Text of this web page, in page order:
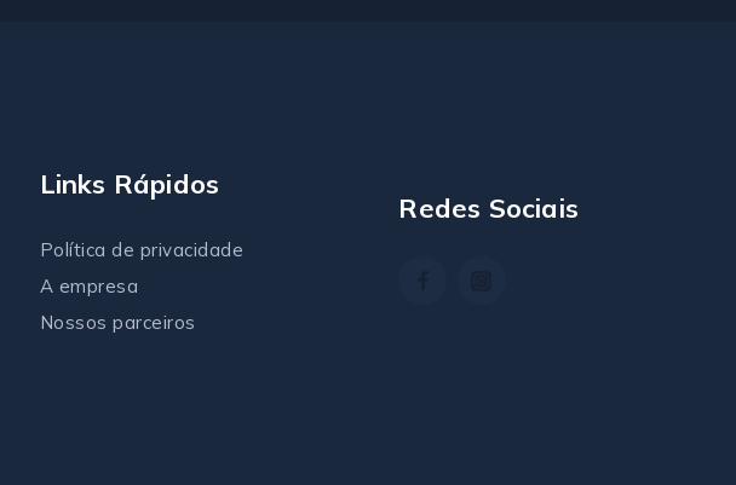
Links Rápidos
Política de privacidade
A empresa
Nossos parceiros
Redes Sociais